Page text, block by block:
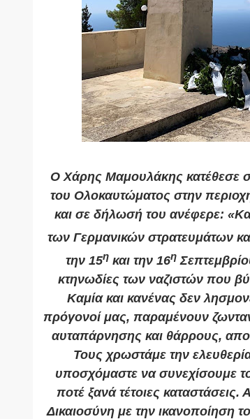
Ο Χάρης Μαμουλάκης κατέθεσε
του Ολοκαυτώματος στην
και σε δήλωσή του ανέφερε:
των Γερμανικών στρατευμάτων
την 15ηκαι την 16η
κτηνωδίες των ναζιστών που
Καμία και κανένας δεν
πρόγονοί μας, παραμένουν
αυταπάρνησης και θάρρους,
Τους χρωστάμε την
υποσχόμαστε να συνεχίσουμε
ποτέ ξανά τέτοιες
Δικαιοσύνη με την ικανοποίηση